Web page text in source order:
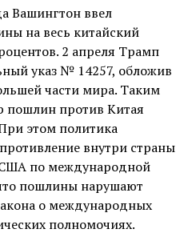
Вашингтон ввел
на весь китайский
2 апреля Трамп
указ № 14257, обложив
части мира. Таким
пошлин против Китая
этом политика
внутри страны
по международной
пошлины нарушают
о международных
полномочиях.